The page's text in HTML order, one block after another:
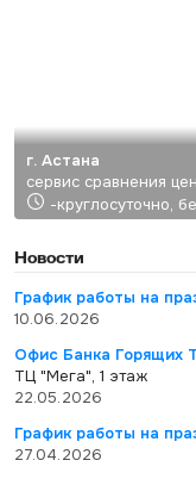
г. Астана
сервис сравнения
-круглосуточно,
Новости
График работы на
10.06.2026
Офис Банка Горящих
ТЦ "Мега", 1 этаж
22.05.2026
График работы на
27.04.2026